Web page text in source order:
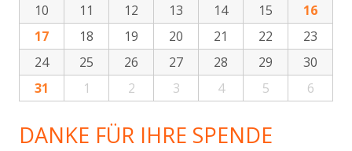
10
11 12 13 14 15
16
17
18 19 20 21 22
23
24
25 26 27 28 29
30
31
1 2 3 4 5 6
DANKE FÜR IHRE SPENDE